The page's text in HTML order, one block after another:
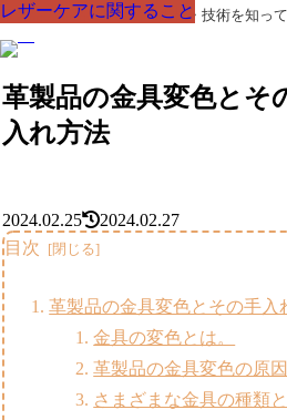
革製品の部品の呼び名・素材・技術を知っ
革製品の金具変色とそ
入れ方法
レザーケアに関すること
2024.02.25
2024.02.27
目次
革製品の金具変色とその手入
金具の変色とは。
革製品の金具変色の原因
さまざまな金具の種類
レザーケアに関すること
レザーケアに関すること
レザーケアに関すること
レザーケアに関すること
レザーケアに関すること
レザーケアに関すること